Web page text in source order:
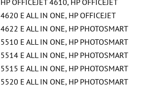
4620 E ALL IN ONE, HP OFFICEJET
4622 E ALL IN ONE, HP PHOTOSMART
5510 E ALL IN ONE, HP PHOTOSMART
5514 E ALL IN ONE, HP PHOTOSMART
5515 E ALL IN ONE, HP PHOTOSMART
5520 E ALL IN ONE, HP PHOTOSMART